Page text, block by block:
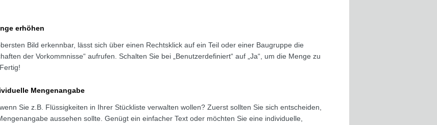
erhöhen
Bild erkennbar, lässt sich über einen Rechtsklick auf ein Teil oder einer Baugruppe die
der Vorkommnisse“ aufrufen. Schalten Sie bei „Benutzerdefiniert“ auf „Ja“, um die Menge zu
Mengenangabe
Sie z.B. Flüssigkeiten in Ihrer Stückliste verwalten wollen? Zuerst sollten Sie sich entscheiden,
aussehen sollte. Genügt ein einfacher Text oder möchten Sie eine individuelle,